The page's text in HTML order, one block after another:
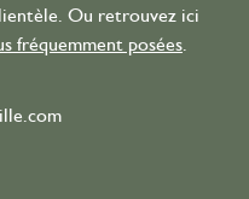
Ou retrouvez ici
fréquemment posées